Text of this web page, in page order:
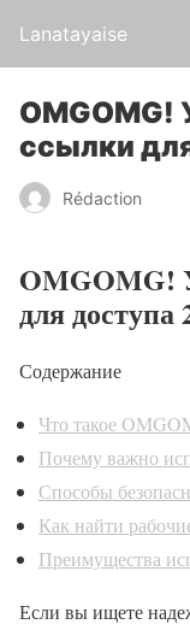
Lanatayaise
OMGOMG!
ссылки
Rédaction
OMGOMG!
для доступа
Содержание
Что такое
Почему важно
Способы
Как найти
Преимущества
Если вы ищете